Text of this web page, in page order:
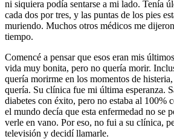
ni siquiera podía sentarse a mi lado. Tenía
cada dos por tres, y las puntas de los pies
muriendo. Muchos otros médicos me
tiempo.
Comencé a pensar que esos eran mis
vida muy bonita, pero no quería morir.
quería morirme en los momentos de
quería. Su clínica fue mi última esperanza.
diabetes con éxito, pero no estaba al 100%
el mundo decía que esta enfermedad no se
verle en vano. Por eso, no fui a su clínica,
televisión y decidí llamarle.